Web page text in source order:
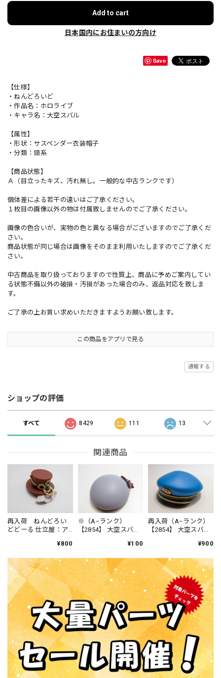
Add to cart
日本国内にお住まいの方向け
Save
【仕様】
・ねんどろいど
・作品名：ホロライブ
・キャラ名：大空スバル
【属性】
・形状：サスペンダー衣装帽子
・分類：頭系
【商品状態】
Ａ（目立ったキズ、汚れ無し。一般的な中古ランクです）
個体差による若干の違いはご了承ください。
１枚目の画像以外の物は付属致しませんのでご了承ください。
画像の色合いが、実物の色と異なる場合がございますのでご了承くだ
さい。
商品状態が同じ場合は画像をそのまま利用いたしますのでご了承くだ
さい。
中古商品を取り扱っておりますので性質上、商品に予めご案内してい
る状態不備以外の破損・汚損があった場合のみ、返品対応を致しま
す。
ご了承の上お買い求めいただきますようお願い致します。
この商品をアプリで見る
通報する
ショップの評価
すべて 8429 111 13
関連商品
再入荷 ねんどろい
どどーる 仕立屋：ア
¥800
※（A−ランク）
【2854】 大空スバル
小物パーツ サスペン
どろいど
¥100
再入荷（A−ランク）
【2854】 大空スバル
小物パーツ 大空警察
¥900